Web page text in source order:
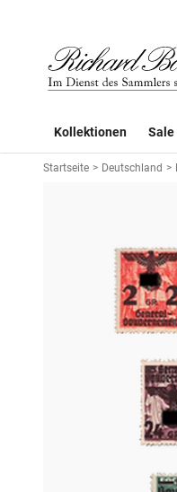
Kollektionen Sale
Startseite > Deutschland >